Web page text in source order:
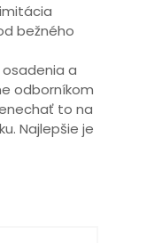
bežného
a
odborníkom
to na
Najlepšie je